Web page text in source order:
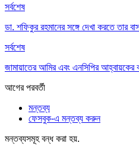
সর্বশেষ
ডা. শফিকুর রহমানের সঙ্গে দেখা করতে তার
সর্বশেষ
জামায়াতের আমির এবং এনসিপির আহ্বায়কের
আগেরপরবর্তী
মন্তব্য
ফেসবুক-এ মন্তব্য করুন
মন্তব্যসমূহ বন্ধ করা হয়.